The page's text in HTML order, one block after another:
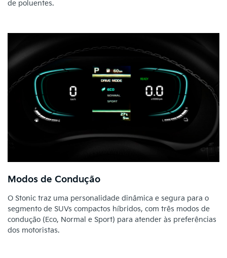
de poluentes.
Modos de Condução
O Stonic traz uma personalidade dinâmica e segura para o
segmento de SUVs compactos híbridos, com três modos de
condução (Eco, Normal e Sport) para atender às preferências
dos motoristas.